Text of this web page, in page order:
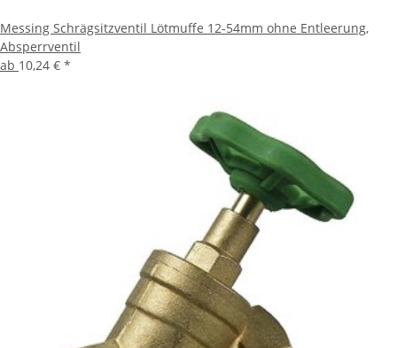
Messing Schrägsitzventil Lötmuffe 12-54mm ohne Entleerung,
Absperrventil
ab 10,24 € *